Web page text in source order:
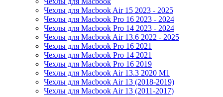
Чехлы для Macbook Air 15 2023 - 2025
Чехлы для Macbook Pro 16 2023 - 2024
Чехлы для Macbook Pro 14 2023 - 2024
Чехлы для Macbook Air 13.6 2022 - 2025
Чехлы для Macbook Pro 16 2021
Чехлы для Macbook Pro 14 2021
Чехлы для Macbook Pro 16 2019
Чехлы для Macbook Air 13.3 2020 M1
Чехлы для Macbook Air 13 (2018-2019)
Чехлы для Macbook Air 13 (2011-2017)